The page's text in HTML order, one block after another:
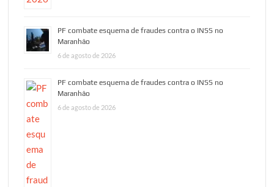
PF combate esquema de fraudes contra o INSS no
Maranhão
6 de agosto de 2026
PF combate esquema de fraudes contra o INSS no
Maranhão
6 de agosto de 2026